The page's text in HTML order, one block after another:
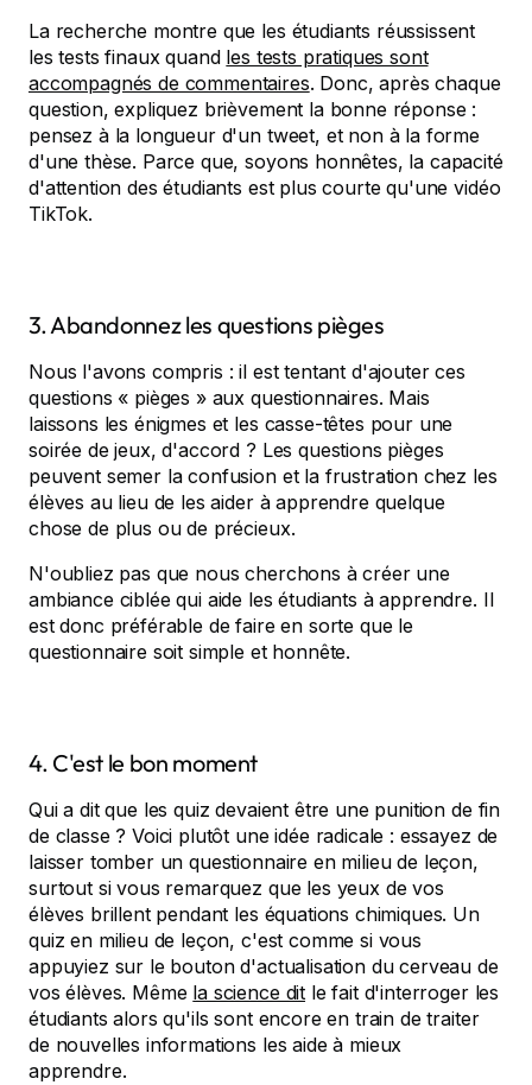
La recherche montre que les étudiants réussissent
les tests finaux quand les tests pratiques sont
accompagnés de commentaires. Donc, après chaque
question, expliquez brièvement la bonne réponse :
pensez à la longueur d'un tweet, et non à la forme
d'une thèse. Parce que, soyons honnêtes, la capacité
d'attention des étudiants est plus courte qu'une vidéo
TikTok.
3. Abandonnez les questions pièges
Nous l'avons compris : il est tentant d'ajouter ces
questions « pièges » aux questionnaires. Mais
laissons les énigmes et les casse-têtes pour une
soirée de jeux, d'accord ? Les questions pièges
peuvent semer la confusion et la frustration chez les
élèves au lieu de les aider à apprendre quelque
chose de plus ou de précieux.
N'oubliez pas que nous cherchons à créer une
ambiance ciblée qui aide les étudiants à apprendre. Il
est donc préférable de faire en sorte que le
questionnaire soit simple et honnête.
4. C'est le bon moment
Qui a dit que les quiz devaient être une punition de fin
de classe ? Voici plutôt une idée radicale : essayez de
laisser tomber un questionnaire en milieu de leçon,
surtout si vous remarquez que les yeux de vos
élèves brillent pendant les équations chimiques. Un
quiz en milieu de leçon, c'est comme si vous
appuyiez sur le bouton d'actualisation du cerveau de
vos élèves. Même la science dit le fait d'interroger les
étudiants alors qu'ils sont encore en train de traiter
de nouvelles informations les aide à mieux
apprendre.